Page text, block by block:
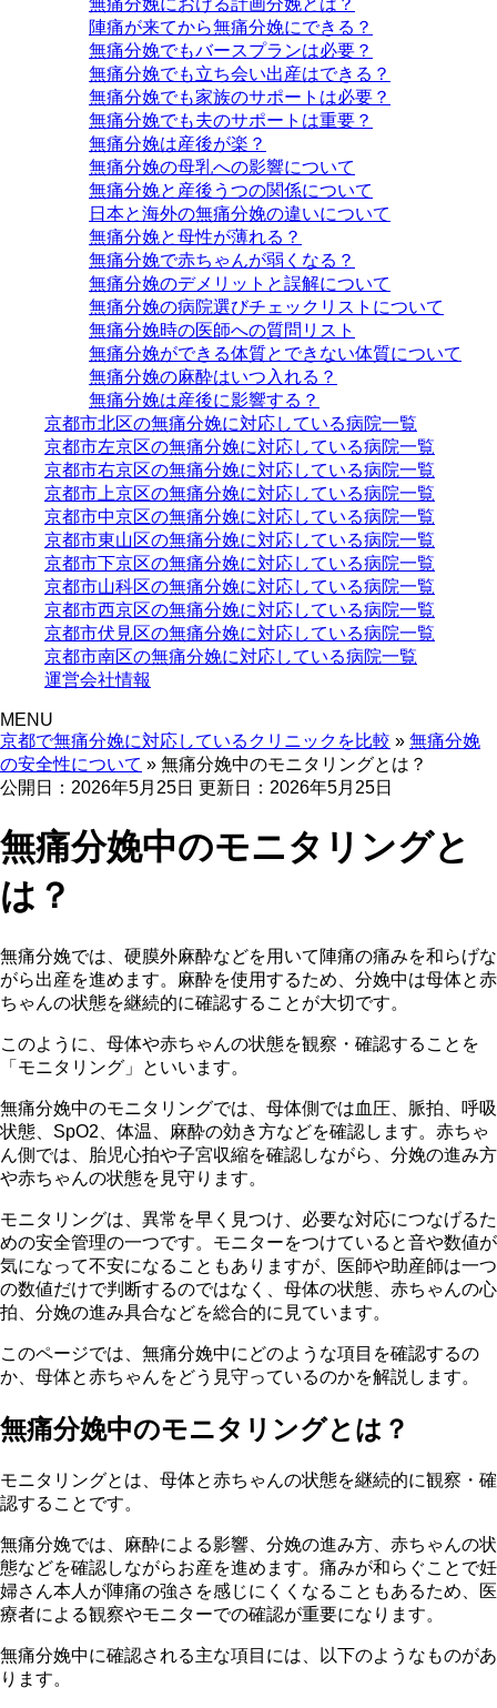
無痛分娩における計画分娩とは？
陣痛が来てから無痛分娩にできる？
無痛分娩でもバースプランは必要？
無痛分娩でも立ち会い出産はできる？
無痛分娩でも家族のサポートは必要？
無痛分娩でも夫のサポートは重要？
無痛分娩は産後が楽？
無痛分娩の母乳への影響について
無痛分娩と産後うつの関係について
日本と海外の無痛分娩の違いについて
無痛分娩と母性が薄れる？
無痛分娩で赤ちゃんが弱くなる？
無痛分娩のデメリットと誤解について
無痛分娩の病院選びチェックリストについて
無痛分娩時の医師への質問リスト
無痛分娩ができる体質とできない体質について
無痛分娩の麻酔はいつ入れる？
無痛分娩は産後に影響する？
京都市北区の無痛分娩に対応している病院一覧
京都市左京区の無痛分娩に対応している病院一覧
京都市右京区の無痛分娩に対応している病院一覧
京都市上京区の無痛分娩に対応している病院一覧
京都市中京区の無痛分娩に対応している病院一覧
京都市東山区の無痛分娩に対応している病院一覧
京都市下京区の無痛分娩に対応している病院一覧
京都市山科区の無痛分娩に対応している病院一覧
京都市西京区の無痛分娩に対応している病院一覧
京都市伏見区の無痛分娩に対応している病院一覧
京都市南区の無痛分娩に対応している病院一覧
運営会社情報
MENU
京都で無痛分娩に対応しているクリニックを比較 » 無痛分娩
の安全性について » 無痛分娩中のモニタリングとは？
公開日：2026年5月25日 更新日：2026年5月25日
無痛分娩中のモニタリングと
は？
無痛分娩では、硬膜外麻酔などを用いて陣痛の痛みを和らげな
がら出産を進めます。麻酔を使用するため、分娩中は母体と赤
ちゃんの状態を継続的に確認することが大切です。
このように、母体や赤ちゃんの状態を観察・確認することを
「モニタリング」といいます。
無痛分娩中のモニタリングでは、母体側では血圧、脈拍、呼吸
状態、SpO2、体温、麻酔の効き方などを確認します。赤ちゃ
ん側では、胎児心拍や子宮収縮を確認しながら、分娩の進み方
や赤ちゃんの状態を見守ります。
モニタリングは、異常を早く見つけ、必要な対応につなげるた
めの安全管理の一つです。モニターをつけていると音や数値が
気になって不安になることもありますが、医師や助産師は一つ
の数値だけで判断するのではなく、母体の状態、赤ちゃんの心
拍、分娩の進み具合などを総合的に見ています。
このページでは、無痛分娩中にどのような項目を確認するの
か、母体と赤ちゃんをどう見守っているのかを解説します。
無痛分娩中のモニタリングとは？
モニタリングとは、母体と赤ちゃんの状態を継続的に観察・確
認することです。
無痛分娩では、麻酔による影響、分娩の進み方、赤ちゃんの状
態などを確認しながらお産を進めます。痛みが和らぐことで妊
婦さん本人が陣痛の強さを感じにくくなることもあるため、医
療者による観察やモニターでの確認が重要になります。
無痛分娩中に確認される主な項目には、以下のようなものがあ
ります。